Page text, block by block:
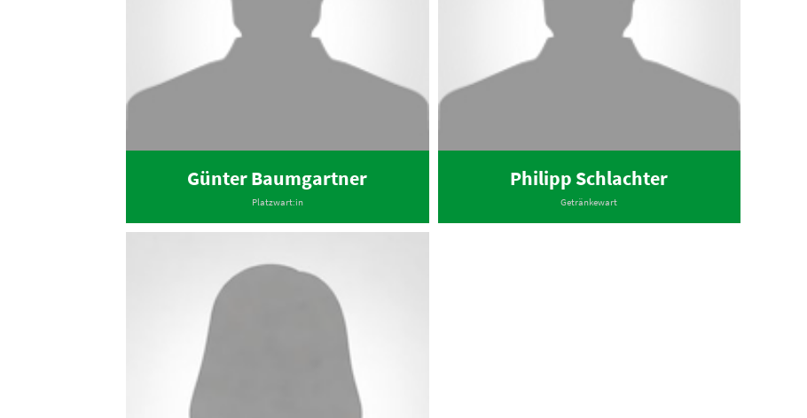
Günter Baumgartner
Platzwart:in
Philipp Schlachter
Getränkewart